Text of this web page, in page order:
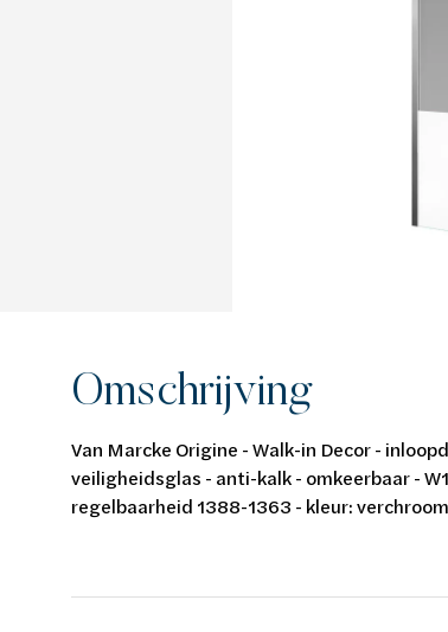
Omschrijving
Van Marcke Origine - Walk-in Decor -
veiligheidsglas - anti-kalk - omkeerbaar -
regelbaarheid 1388-1363 - kleur: